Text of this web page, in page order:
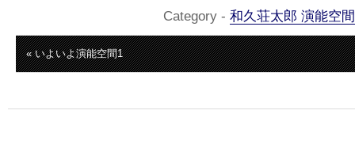
Category - 和久荘太郎 演能空間
« いよいよ演能空間1